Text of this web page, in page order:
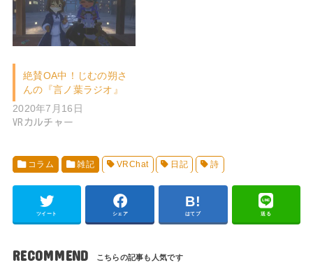
絶賛OA中！じむの朔さ
んの『言ノ葉ラジオ』
2020年7月16日
VRカルチャー
コラム 雑記 VRChat 日記 詩
ツイート シェア はてブ 送る
RECOMMEND